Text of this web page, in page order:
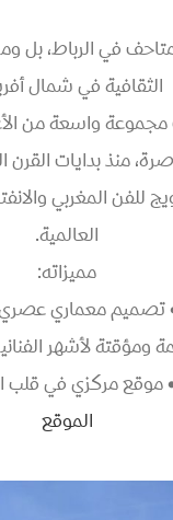
في الرباط،
الثقافية في شمال
واسعة من
منذ بدايات
للفن المغربي
العالمية.
مميزاته:
تصميم معماري
ومؤقتة لأشهر
موقع مركزي في قلب
الموقع